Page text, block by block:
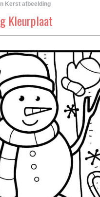
Kerst afbeelding
Kleurplaat